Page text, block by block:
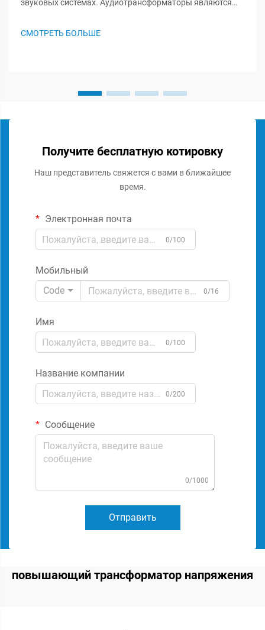
звуковых системах. Аудиотрансформаторы являются
обеспечении оптимальной работы аудиосистемы. Эти
СМОТРЕТЬ БОЛЬШЕ
Получите бесплатную котировку
Наш представитель свяжется с вами в ближайшее
время.
Электронная почта
0/100
Мобильный
Code
0/16
Имя
0/100
Название компании
0/200
Сообщение
0/1000
Отправить
повышающий трансформатор напряжения